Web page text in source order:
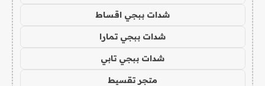
شدات ببجي اقساط
شدات ببجي تمارا
شدات ببجي تابي
متجر تقسيط